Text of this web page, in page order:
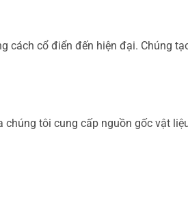
cách cổ điển đến hiện đại. Chúng
tôi cung cấp nguồn gốc vật